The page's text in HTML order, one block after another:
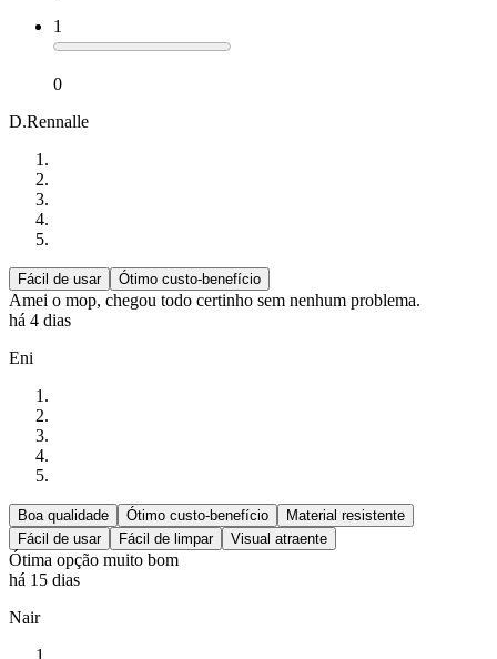
1
0
D.Rennalle
Fácil de usar Ótimo custo-benefício
Amei o mop, chegou todo certinho sem nenhum problema.
há 4 dias
Eni
Boa qualidade Ótimo custo-benefício
Material resistente
Fácil de usar
Fácil de limpar Visual atraente
Ótima opção muito bom
há 15 dias
Nair